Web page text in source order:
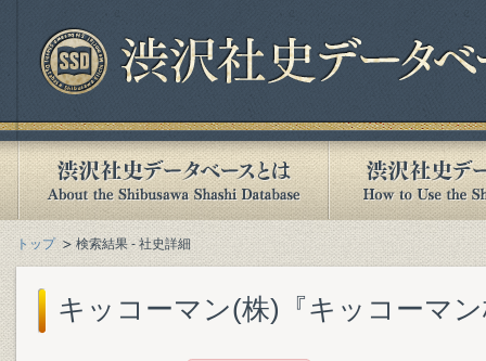
トップ 検索結果 - 社史詳細
キッコーマン(株)『キッコーマ